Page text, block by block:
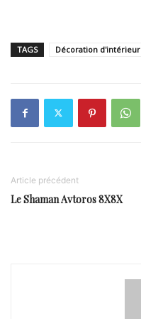
TAGS Décoration d'intérieur
Article précédent
Le Shaman Avtoros 8X8X